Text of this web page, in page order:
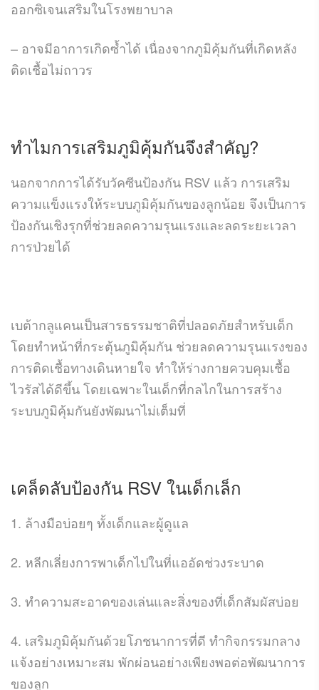
ออกซิเจนเสริมในโรงพยาบาล
– อาจมีอาการเกิดซ้ำได้ เนื่องจากภูมิคุ้มกันที่เกิดหลัง
ติดเชื้อไม่ถาวร
ทำไมการเสริมภูมิคุ้มกันจึงสำคัญ?
นอกจากการได้รับวัคซีนป้องกัน RSV แล้ว การเสริม
ความแข็งแรงให้ระบบภูมิคุ้มกันของลูกน้อย จึงเป็นการ
ป้องกันเชิงรุกที่ช่วยลดความรุนแรงและลดระยะเวลา
การป่วยได้
เบต้ากลูแคนเป็นสารธรรมชาติที่ปลอดภัยสำหรับเด็ก
โดยทำหน้าที่กระตุ้นภูมิคุ้มกัน ช่วยลดความรุนแรงของ
การติดเชื้อทางเดินหายใจ ทำให้ร่างกายควบคุมเชื้อ
ไวรัสได้ดีขึ้น โดยเฉพาะในเด็กที่กลไกในการสร้าง
ระบบภูมิคุ้มกันยังพัฒนาไม่เต็มที่
เคล็ดลับป้องกัน RSV ในเด็กเล็ก
1. ล้างมือบ่อยๆ ทั้งเด็กและผู้ดูแล
2. หลีกเลี่ยงการพาเด็กไปในที่แออัดช่วงระบาด
3. ทำความสะอาดของเล่นและสิ่งของที่เด็กสัมผัสบ่อย
4. เสริมภูมิคุ้มกันด้วยโภชนาการที่ดี ทำกิจกรรมกลาง
แจ้งอย่างเหมาะสม พักผ่อนอย่างเพียงพอต่อพัฒนาการ
ของลูก